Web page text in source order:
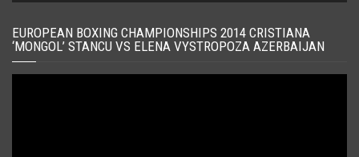
EUROPEAN BOXING CHAMPIONSHIPS 2014 CRISTIANA
‘MONGOL’ STANCU VS ELENA VYSTROPOZA AZERBAIJAN